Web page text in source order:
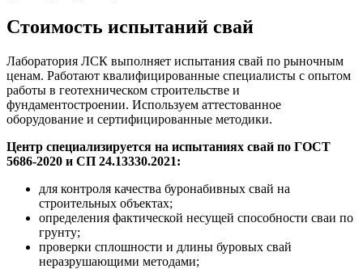
Стоимость испытаний свай
Лаборатория ЛСК выполняет испытания свай по рыночным
ценам. Работают квалифицированные специалисты с опытом
работы в геотехническом строительстве и
фундаментостроении. Используем аттестованное
оборудование и сертифицированные методики.
Центр специализируется на испытаниях свай по ГОСТ
5686-2020 и СП 24.13330.2021:
для контроля качества буронабивных свай на
строительных объектах;
определения фактической несущей способности сваи по
грунту;
проверки сплошности и длины буровых свай
неразрушающими методами;